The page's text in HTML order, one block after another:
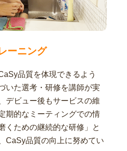
ーニング
品質を体現できるよう
いた選考・研修を講師が実
デビュー後もサービスの維
期的なミーティングでの情
くための継続的な研修」と
CaSy品質の向上に努めてい